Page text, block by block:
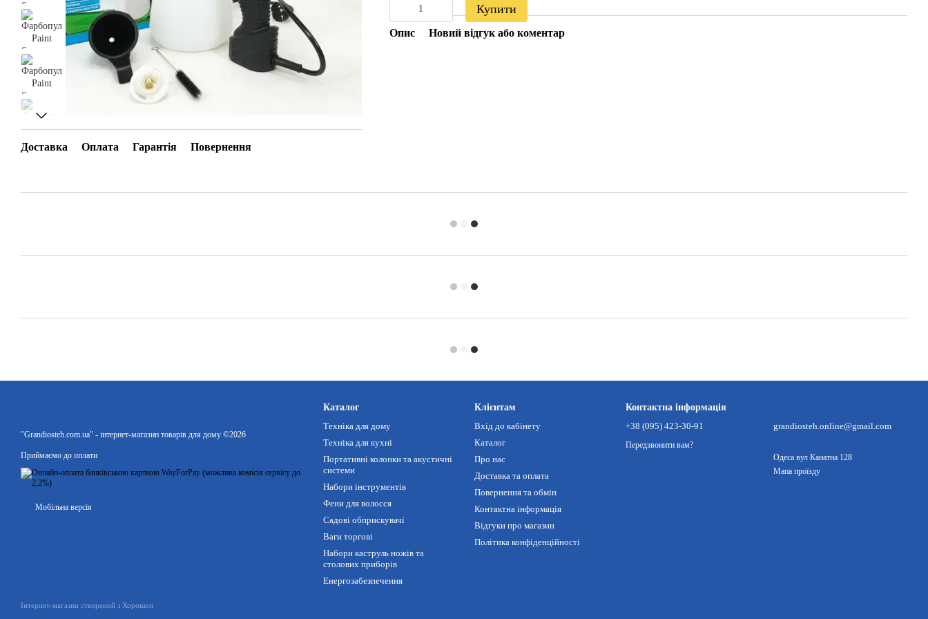
Доставка Оплата Гарантія Повернення
Купити
Опис Новий відгук або коментар
"Grandiosteh.com.ua" - інтернет-магазин товарів для дому ©2026
Приймаємо до оплати
Мобільна версія
Інтернет-магазин створений з Хорошоп
Каталог
Техніка для дому
Техніка для кухні
Портативні колонки та акустичні
системи
Набори інструментів
Фени для волосся
Садові обприскувачі
Ваги торгові
Набори каструль ножів та
столових приборів
Енергозабезпечення
Клієнтам
Вхід до кабінету
Каталог
Про нас
Доставка та оплата
Повернення та обмін
Контактна інформація
Відгуки про магазин
Політика конфіденційності
Контактна інформація
+38 (095) 423-30-91
Передзвонити вам?
grandiosteh.online@gmail.com
Одеса вул Канатна 128
Мапа проїзду